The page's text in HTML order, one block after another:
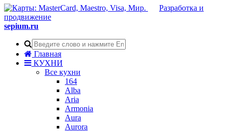
Разработка и
продвижение
sepium.ru
Главная
КУХНИ
Все кухни
164
Alba
Aria
Armonia
Aura
Aurora